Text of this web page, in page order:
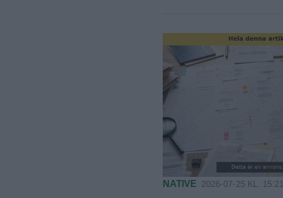
NATIVE 2026-07-25 KL. 15:21